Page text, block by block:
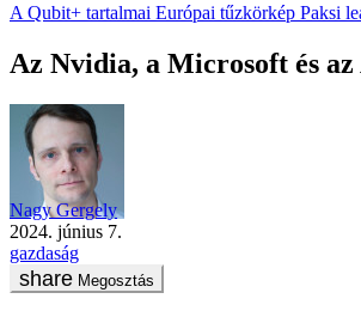
A Qubit+ tartalmai Európai tűzkörkép Paksi
Az Nvidia, a Microsoft és
Nagy Gergely
2024. június 7.
gazdaság
Megosztás